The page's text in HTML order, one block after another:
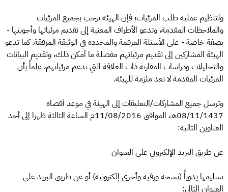
ولتنظيم عملية طلب المرئيات؛ فإن الهيئة ترحب بجميع المرئيات
والملاحظات المقدمة، وتدعو الأطراف المعنية إلى تقديم مرئياتها وأجوبتها -
بصفة خاصة - على الأسئلة المرقمة والمحددة في الوثيقة المرفقة. كما تدعو
الهيئة المشاركين إلى تقديم مرئياتهم مفصلة ما أمكن ذلك، وتقديم البيانات
والتحليلات ودراسات المقارنة ذات العلاقة التي تدعم مرئياتهم، علماً بأن
المرئيات المقدمة لا تعد ملزمة للهيئة.
وترسل جميع المشاركات/التعليقات إلى الهيئة في موعد أقصاه
08/11/1437هـ، الموافق 11/08/2016م الساعة الثالثة ظهرا إلى أحد
العناوين التالية:
عن طريق البريد الإلكتروني على العنوان
تسليمها يدوياً (نسخة ورقية وأخرى إلكترونية) أو عن طريق البريد على
العنوان التالي: